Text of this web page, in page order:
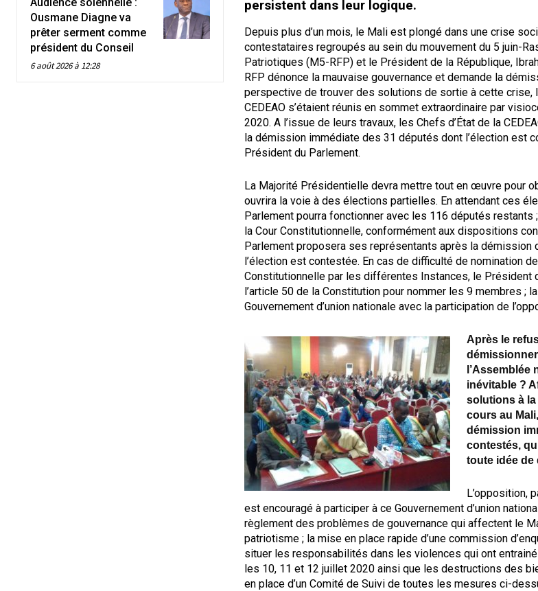
Ousmane Diagne va
prêter serment comme
président du Conseil
6 août 2026 à 12:28
persistent dans leur logique.
Depuis plus d’un mois, le Mali est plongé dans une crise
contestataires regroupés au sein du mouvement du 5 juin-
Patriotiques (M5-RFP) et le Président de la République,
RFP dénonce la mauvaise gouvernance et demande la
perspective de trouver des solutions de sortie à cette crise,
CEDEAO s’étaient réunis en sommet extraordinaire par
2020. A l’issue de leurs travaux, les Chefs d’État de la
la démission immédiate des 31 députés dont l’élection est
Président du Parlement.
La Majorité Présidentielle devra mettre tout en œuvre pour
ouvrira la voie à des élections partielles. En attendant ces
Parlement pourra fonctionner avec les 116 députés restants
la Cour Constitutionnelle, conformément aux dispositions
Parlement proposera ses représentants après la démission
l’élection est contestée. En cas de difficulté de nomination
Constitutionnelle par les différentes Instances, le Président
l’article 50 de la Constitution pour nommer les 9 membres ;
Gouvernement d’union nationale avec la participation de
Après le
l’Assemblée
inévitable ?
solutions à
cours au
démission
contestés,
toute idée de
L’opposition,
est encouragé à participer à ce Gouvernement d’union
règlement des problèmes de gouvernance qui affectent le
patriotisme ; la mise en place rapide d’une commission
situer les responsabilités dans les violences qui ont
les 10, 11 et 12 juillet 2020 ainsi que les destructions des
en place d’un Comité de Suivi de toutes les mesures ci-